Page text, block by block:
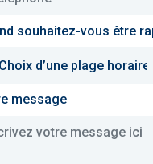
souhaitez-vous être
message